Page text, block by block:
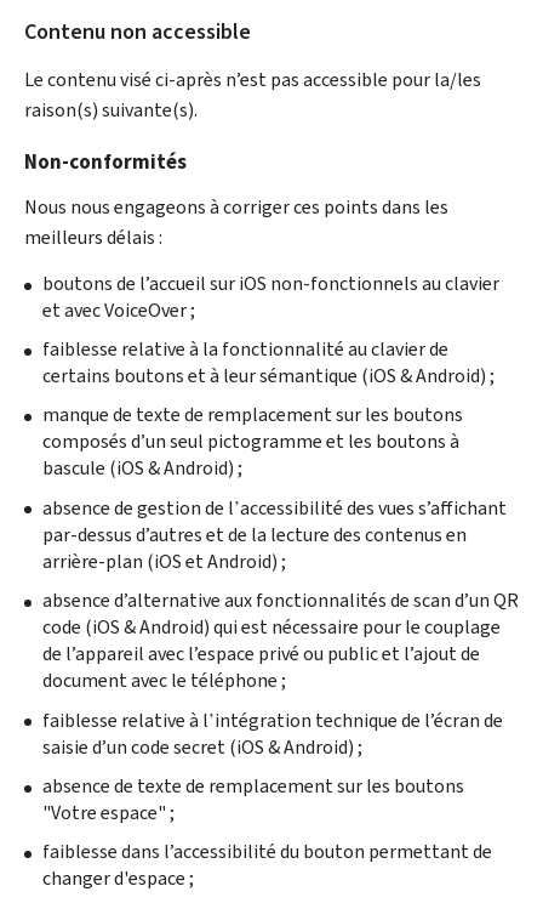
Contenu non accessible
Le contenu visé ci-après n’est pas accessible pour la/les
raison(s) suivante(s).
Non-conformités
Nous nous engageons à corriger ces points dans les
meilleurs délais :
boutons de l’accueil sur iOS non-fonctionnels au clavier
et avecVoiceOver;
faiblesse relative à la fonctionnalité au clavier de
certains boutons et à leur sémantique (iOS & Android) ;
manque de texte de remplacement sur les boutons
composés d’un seul pictogramme et les boutons à
bascule (iOS & Android) ;
absence de gestion de l’accessibilité des vues s’affichant
par-dessus d’autres et de la lecture des contenus en
arrière-plan (iOS et Android) ;
absence d’alternative aux fonctionnalités de scan d’un QR
code (iOS & Android) qui est nécessaire pour le couplage
de l’appareil avec l’espace privé ou public et l’ajout de
document avec le téléphone ;
faiblesse relative à l’intégration technique de l’écran de
saisie d’un code secret (iOS & Android) ;
absence de texte de remplacement sur les boutons
"Votre espace" ;
faiblesse dans l’accessibilité du bouton permettant de
changer d'espace ;